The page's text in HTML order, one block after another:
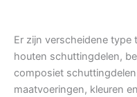
Er zijn verscheidene type
houten schuttingdelen,
composiet
maatvoeringen, kleuren